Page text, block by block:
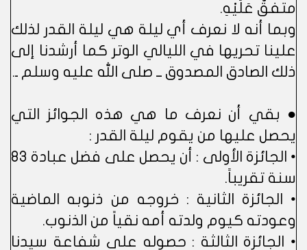
متفقٌ عَلَيْهِ.
وبما أنه لا نعرف أي ليلة هي ليلة القدر لذلك
علينا تحريها في الليالي الوتر كما أرشدنا إلى
ذلك الصادق المصدوق ــ صلى الله عليه وسلم ـ.
● بقي أن نعرف ما هي هذه الجوائز التي
يحصل عليها من يقوم ليلة القدر :
• الجائزة الأولى : أن يحصل على فضل عبادة 83
سنة تقريباً.
• الجائزة الثانية : خروجه من ذنوبه الماضية
وعودته كيوم ولدته أمه نقياً من الذنوب.
• الجائزة الثالثة : حصوله على شفاعة سيدنا